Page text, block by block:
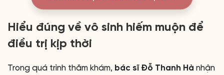
Hiểu đúng về vô sinh hiếm muộn để
điều trị kịp thời
Trong quá trình thăm khám, bác sĩ Đỗ Thanh Hà nhận